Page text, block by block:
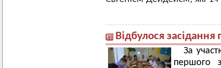
Відбулося засідання
За
першого